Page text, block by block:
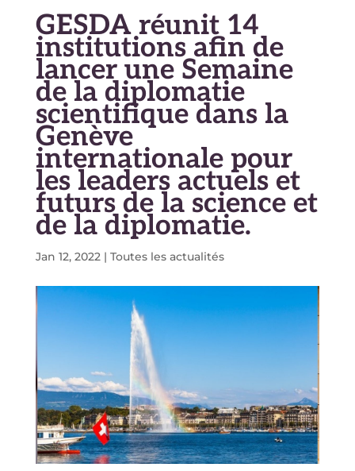
GESDA réunit 14
institutions afin de
lancer une Semaine
de la diplomatie
scientifique dans la
Genève
internationale pour
les leaders actuels et
futurs de la science et
de la diplomatie.
Jan 12, 2022| Toutes les actualités